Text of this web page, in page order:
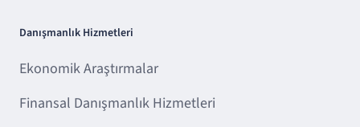
Danışmanlık Hizmetleri
Ekonomik Araştırmalar
Finansal Danışmanlık Hizmetleri